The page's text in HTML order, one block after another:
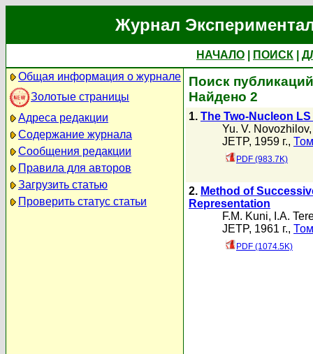
Журнал
НАЧАЛО ПОИСК
Общая информация о журнале
Золотые страницы
Адреса редакции
Содержание журнала
Сообщения редакции
Правила для авторов
Загрузить статью
Проверить статус статьи
Поиск
Найдено 2
1. The Two-Nucleon
Yu. V. Novozhilov
JETP, 1959 г.,
PDF (983.7K)
2. Method of
Representation
F.M. Kuni, I.A.
JETP, 1961 г.,
PDF (1074.5K)